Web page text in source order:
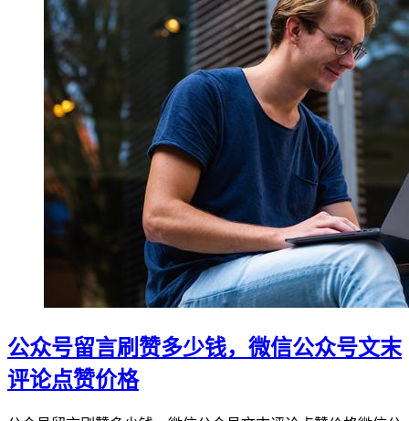
公众号留言刷赞多少钱，微信公众号文末
评论点赞价格